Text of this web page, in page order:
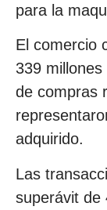
para la
El comercio
339
de compras
adquirido.
Las
superávit de